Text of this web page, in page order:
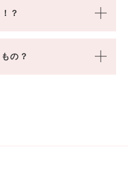
？
の？